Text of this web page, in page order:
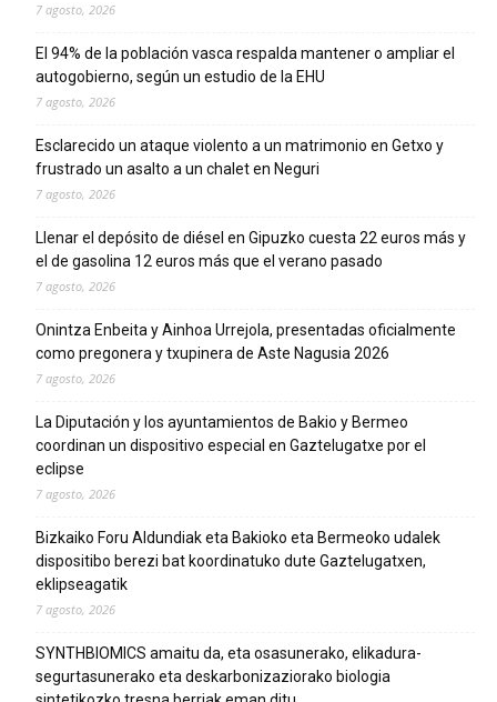
7 agosto, 2026
El 94% de la población vasca respalda mantener o ampliar el
autogobierno, según un estudio de la EHU
7 agosto, 2026
Esclarecido un ataque violento a un matrimonio en Getxo y
frustrado un asalto a un chalet en Neguri
7 agosto, 2026
Llenar el depósito de diésel en Gipuzko cuesta 22 euros más y
el de gasolina 12 euros más que el verano pasado
7 agosto, 2026
Onintza Enbeita y Ainhoa Urrejola, presentadas oficialmente
como pregonera y txupinera de Aste Nagusia 2026
7 agosto, 2026
La Diputación y los ayuntamientos de Bakio y Bermeo
coordinan un dispositivo especial en Gaztelugatxe por el
eclipse
7 agosto, 2026
Bizkaiko Foru Aldundiak eta Bakioko eta Bermeoko udalek
dispositibo berezi bat koordinatuko dute Gaztelugatxen,
eklipseagatik
7 agosto, 2026
SYNTHBIOMICS amaitu da, eta osasunerako, elikadura-
segurtasunerako eta deskarbonizaziorako biologia